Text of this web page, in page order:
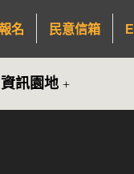
名 民意信箱
資訊園地